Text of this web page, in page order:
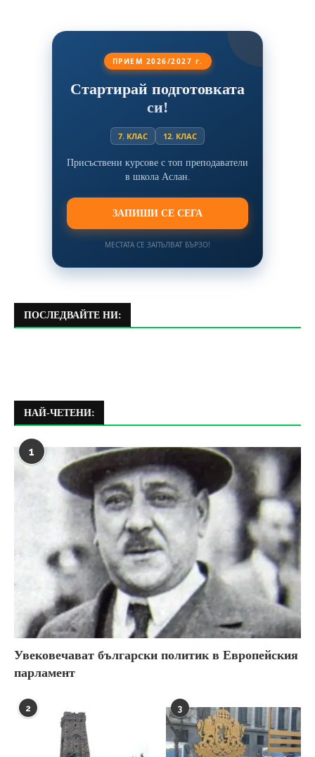
ПРИЕМ 2026/2027 г.
Стартирай подготовката
си!
7. КЛАС 12. КЛАС
Присъствени курсове с топ преподаватели
в школа Аслан.
ЗАПИШИ СЕ СЕГА
МЕСТАТА СЕ ЗАПЪЛВАТ БЪРЗО!
ПОСЛЕДВАЙТЕ НИ:
НАЙ-ЧЕТЕНИ:
1
Увековечават български политик в Европейския
парламент
2 3